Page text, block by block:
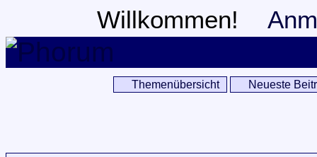
Willkommen!
Themenübersicht Neueste